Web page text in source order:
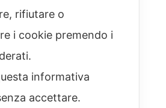
rifiutare o
i cookie premendo i
informativa
accettare.